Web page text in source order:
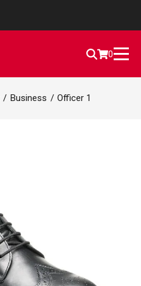
0
/ Business / Officer 1